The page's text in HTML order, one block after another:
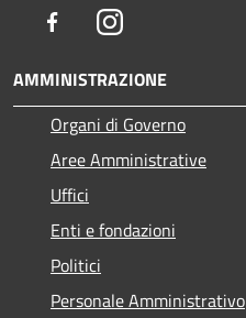
FacebookInstagram
AMMINISTRAZIONE
Organi di Governo
Aree Amministrative
Uffici
Enti e fondazioni
Politici
Personale Amministrativo